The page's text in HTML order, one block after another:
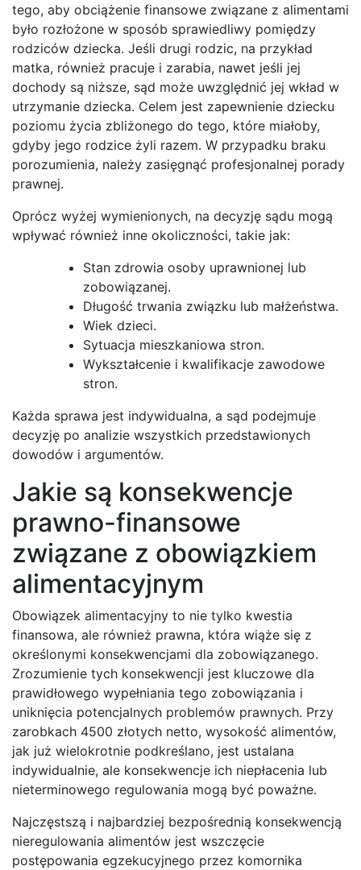
tego, aby obciążenie finansowe związane z alimentami
było rozłożone w sposób sprawiedliwy pomiędzy
rodziców dziecka. Jeśli drugi rodzic, na przykład
matka, również pracuje i zarabia, nawet jeśli jej
dochody są niższe, sąd może uwzględnić jej wkład w
utrzymanie dziecka. Celem jest zapewnienie dziecku
poziomu życia zbliżonego do tego, które miałoby,
gdyby jego rodzice żyli razem. W przypadku braku
porozumienia, należy zasięgnąć profesjonalnej porady
prawnej.
Oprócz wyżej wymienionych, na decyzję sądu mogą
wpływać również inne okoliczności, takie jak:
Stan zdrowia osoby uprawnionej lub
zobowiązanej.
Długość trwania związku lub małżeństwa.
Wiek dzieci.
Sytuacja mieszkaniowa stron.
Wykształcenie i kwalifikacje zawodowe
stron.
Każda sprawa jest indywidualna, a sąd podejmuje
decyzję po analizie wszystkich przedstawionych
dowodów i argumentów.
Jakie są konsekwencje
prawno-finansowe
związane z obowiązkiem
alimentacyjnym
Obowiązek alimentacyjny to nie tylko kwestia
finansowa, ale również prawna, która wiąże się z
określonymi konsekwencjami dla zobowiązanego.
Zrozumienie tych konsekwencji jest kluczowe dla
prawidłowego wypełniania tego zobowiązania i
uniknięcia potencjalnych problemów prawnych. Przy
zarobkach 4500 złotych netto, wysokość alimentów,
jak już wielokrotnie podkreślano, jest ustalana
indywidualnie, ale konsekwencje ich niepłacenia lub
nieterminowego regulowania mogą być poważne.
Najczęstszą i najbardziej bezpośrednią konsekwencją
nieregulowania alimentów jest wszczęcie
postępowania egzekucyjnego przez komornika